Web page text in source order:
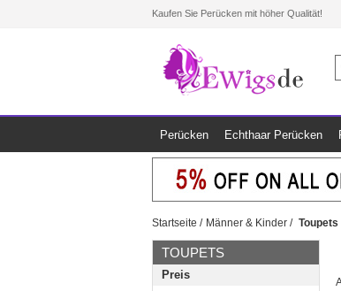
Kaufen Sie Perücken mit höher Qualität!
Perücken Echthaar Perücken
Startseite / Männer & Kinder / Toupets
TOUPETS
Preis